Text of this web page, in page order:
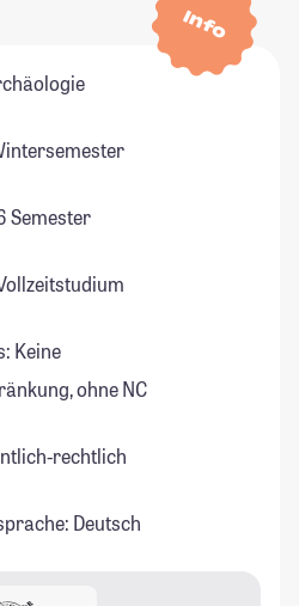
Info
Semester
Keine
ohne NC
rechtlich
Deutsch